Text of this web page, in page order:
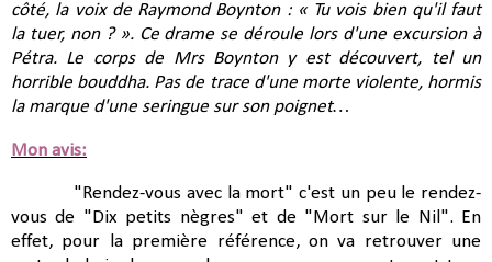
côté, la voix de Raymond Boynton : « Tu vois bien qu'il faut
la tuer, non ? ». Ce drame se déroule lors d'une excursion à
Pétra. Le corps de Mrs Boynton y est découvert, tel un
horrible bouddha. Pas de trace d'une morte violente, hormis
la marque d'une seringue sur son poignet…
Mon avis:
"Rendez-vous avec la mort" c'est un peu le rendez-
vous de "Dix petits nègres" et de "Mort sur le Nil". En
effet, pour la première référence, on va retrouver une